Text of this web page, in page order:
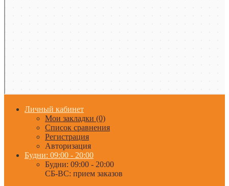
Личный кабинет
Мои закладки (0)
Список сравнения
Регистрация
Авторизация
Будни: 09:00 - 20:00
Будни: 09:00 - 20:00
СБ-ВС: прием заказов